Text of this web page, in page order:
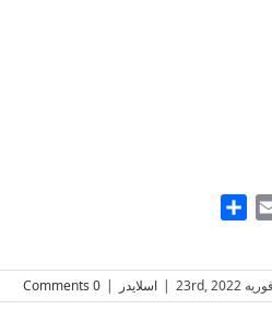
Email
فوریه 23rd, 2022 | اسلایدر |
0 Comments